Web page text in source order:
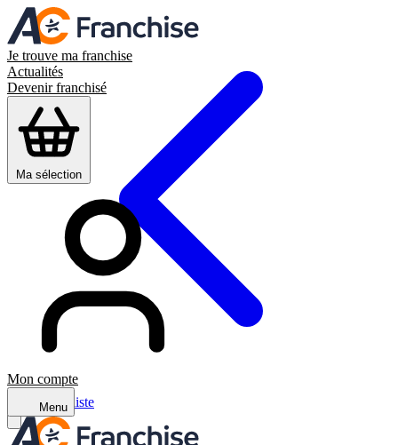
Je trouve ma franchise
Actualités
Devenir franchisé
Ma sélection
Mon compte
Menu
Retour à la liste